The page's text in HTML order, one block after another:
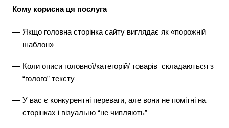
Кому корисна ця послуга
Якщо головна сторінка сайту виглядає як «порожній
шаблон»
Коли описи головної/категорій/ товарів складаються з
“голого” тексту
У вас є конкурентні переваги, але вони не помітні на
сторінках і візуально “не чипляють”